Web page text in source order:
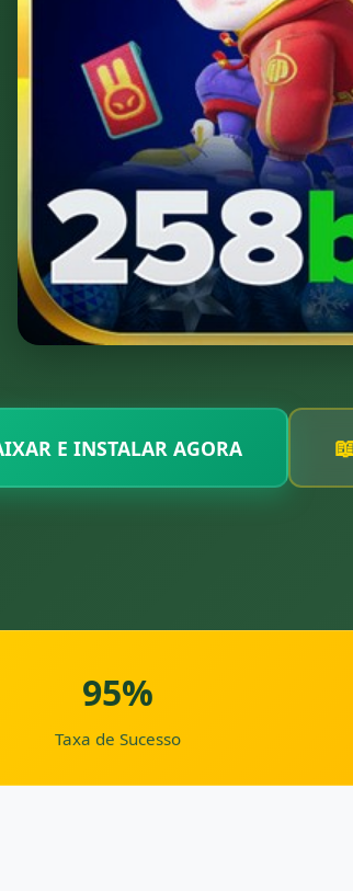
E INSTALAR AGORA
95%
Taxa de Sucesso